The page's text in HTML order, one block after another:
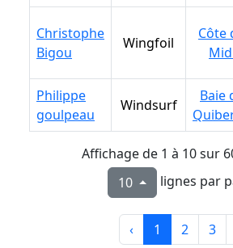
Christophe
Bigou
Wingfoil
Côte
Philippe
goulpeau
Windsurf
Baie
Christophe
Bigou
Wingfoil
Côte
Philippe
goulpeau
Windsurf
Baie
Affichage de 1 à 10 sur
10
lignes par
‹ 1 2 3